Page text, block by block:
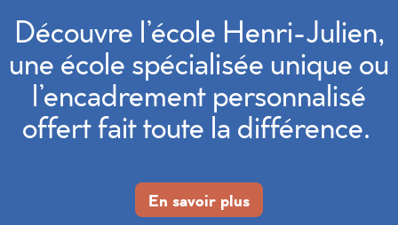
Découvre l’école Henri-Julien,
une école spécialisée uniqueou
l’encadrement personnalisé
offert fait toute la différence.
En savoir plus